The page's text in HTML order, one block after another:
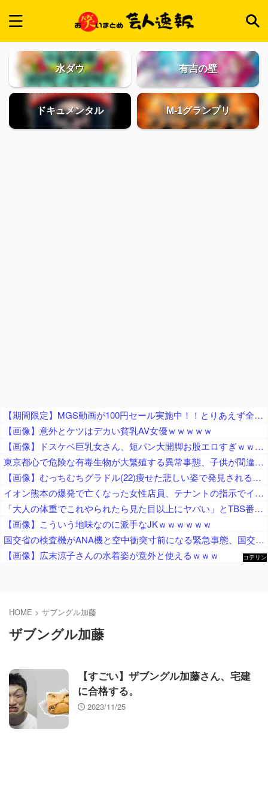
水ダウ 有吉の壁
ドキュメンタル M-1グランプリ
【期間限定】MGS動画が100円セール実施中！！とりあえず全部買うやろｗｗｗｗｗ
【画像】意外とケツはデカい貧乳AV女優ｗｗｗｗｗ
【画像】ドスケベ巨乳女さん、短パン大開脚お股エロすぎｗｗｗｗｗ
東京都心で危険な有毒生物が大繁殖する異常事態、子供が間違って口にする可能性が指摘されており……
【画像】むっちむちグラドル(22)痩せた悲しい姿で発見されるｗｗ
イオン熊本の爆発で亡くなった女性店員、テナントの指示でイオン店舗内に強行突入させられた疑惑が浮上中
「大人の体重でこれやられたら見た目以上にヤバい」とTBS番組で起きた”放送事故”に視聴者騒然、仕掛けたやつもずっとヘラヘラしてるだけで……
【画像】こういう地味なのに派手なJKｗｗｗｗｗｗ
国交省の検査機がANA機と空中衝突寸前になる緊急事態、国交省側は己の非を頑として認めず……
【画像】広末涼子さんの水着姿が意外と使えるｗｗｗ
コテリン
HOME > ザブングル加藤
ザブングル加藤
【すごい】ザブングル加藤さん、宅建
に合格する。
2023/11/25